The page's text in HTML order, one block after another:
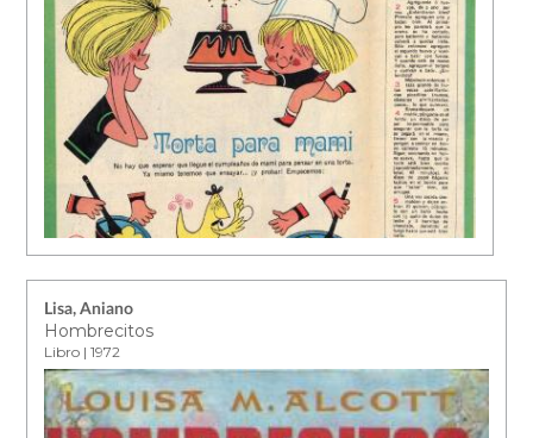
Lisa, Aniano
Hombrecitos
Libro | 1972